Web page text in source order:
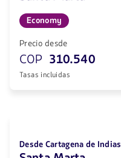
Economy
Precio desde
COP 310.540
Tasas incluidas
Desde Cartagena de Indias